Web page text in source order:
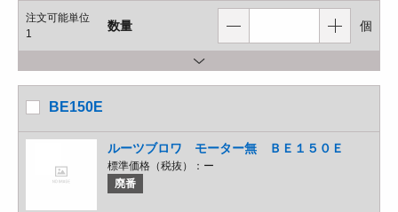
注文可能単位
1
数量 個
BE150E
ルーツブロワ モーター無 ＢＥ１５０Ｅ
標準価格（税抜）： ー
廃番